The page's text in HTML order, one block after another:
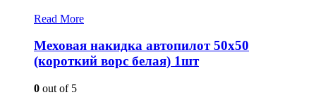
Read More
Меховая накидка автопилот 50х50
(короткий ворс белая) 1шт
0 out of 5